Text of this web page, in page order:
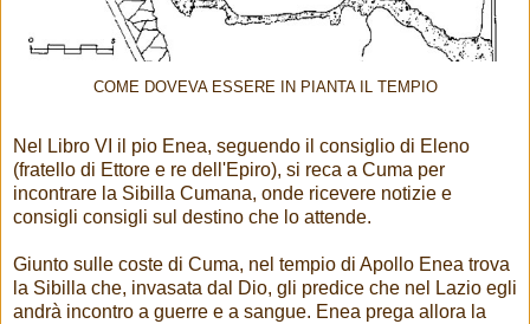
COME DOVEVA ESSERE IN PIANTA IL TEMPIO
Nel Libro VI il pio Enea, seguendo il consiglio di Eleno
(fratello di Ettore e re dell'Epiro), si reca a Cuma per
incontrare la Sibilla Cumana, onde ricevere notizie e
consigli consigli sul destino che lo attende.
Giunto sulle coste di Cuma, nel tempio di Apollo Enea trova
la Sibilla che, invasata dal Dio, gli predice che nel Lazio egli
andrà incontro a guerre e a sangue. Enea prega allora la